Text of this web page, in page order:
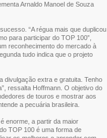
Arnaldo Manoel de Souza
“A régua mais que duplicou
para participar do TOP 100”,
reconhecimento do mercado à
tudo indica que o projeto
divulgação extra e gratuita. Tenho
ressalta Hoffmann. O objetivo do
de touros e mostrar aos
a pecuária brasileira.
enorme, a partir da maior
TOP 100 é uma forma de